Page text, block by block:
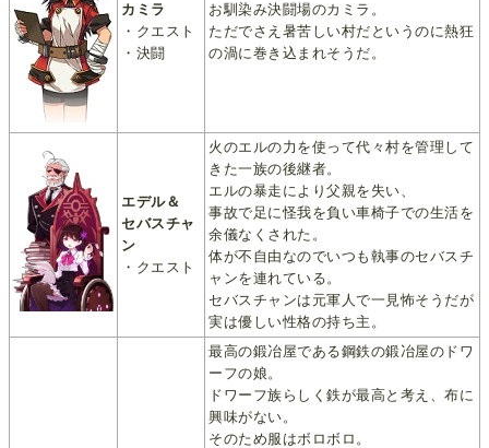
カミラ
・クエスト
・決闘
お馴染み決闘場のカミラ。
ただでさえ暑苦しい村だというのに熱狂
の渦に巻き込まれそうだ。
エデル＆
セバスチャ
ン
・クエスト
火のエルの力を使って代々村を管理して
きた一族の後継者。
エルの暴走により父親を失い、
事故で足に怪我を負い車椅子での生活を
余儀なくされた。
体が不自由なのでいつも執事のセバスチ
ャンを連れている。
セバスチャンは元軍人で一見怖そうだが
実は優しい性格の持ち主。
最高の鍛冶屋である鋼鉄の鍛冶屋のドワ
ーフの娘。
ドワーフ族らしく鉄が最高と考え、布に
興味がない。
そのため服はボロボロ。